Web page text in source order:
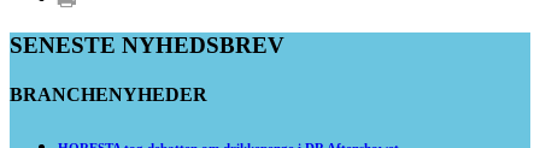
SENESTE NYHEDSBREV
BRANCHENYHEDER